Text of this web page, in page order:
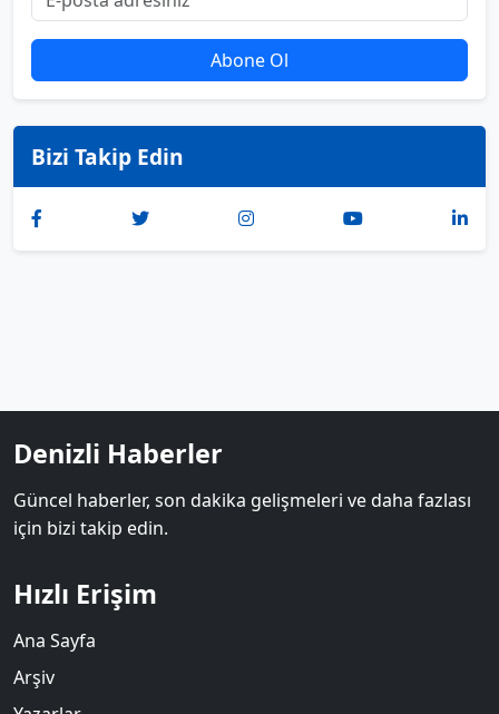
Abone Ol
Bizi Takip Edin
Denizli Haberler
Güncel haberler, son dakika gelişmeleri ve daha fazlası
için bizi takip edin.
Hızlı Erişim
Ana Sayfa
Arşiv